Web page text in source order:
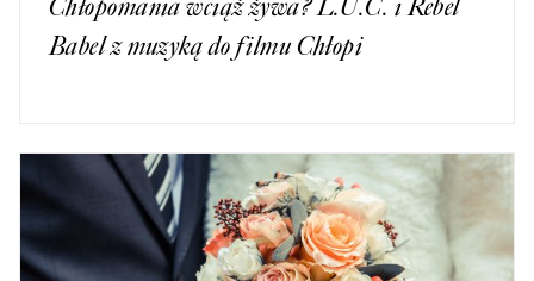
Babel z muzyką do filmu Chłopi